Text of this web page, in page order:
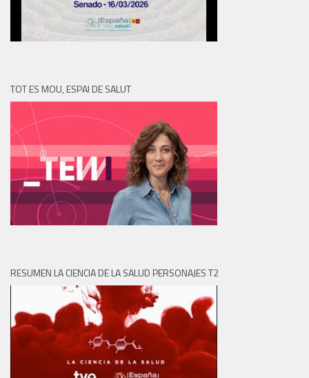
TOT ES MOU, ESPAI DE SALUT
RESUMEN LA CIENCIA DE LA SALUD PERSONAJES T2